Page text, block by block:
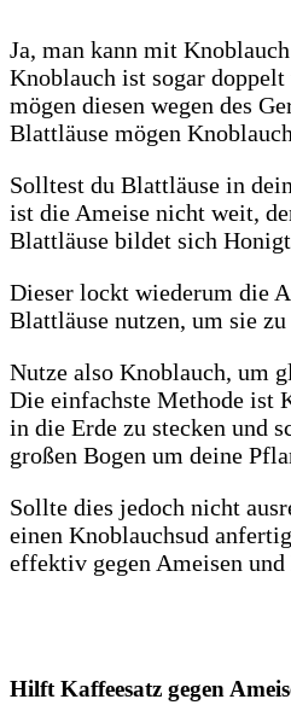
Ja, man kann mit
Knoblauch ist sogar
mögen diesen wegen des
Blattläuse mögen
Solltest du Blattläuse in
ist die Ameise nicht weit,
Blattläuse bildet sich
Dieser lockt wiederum die
Blattläuse nutzen, um sie
Nutze also Knoblauch, um
Die einfachste Methode ist
in die Erde zu stecken und
großen Bogen um deine
Sollte dies jedoch nicht
einen Knoblauchsud
effektiv gegen Ameisen
Hilft Kaffeesatz gegen